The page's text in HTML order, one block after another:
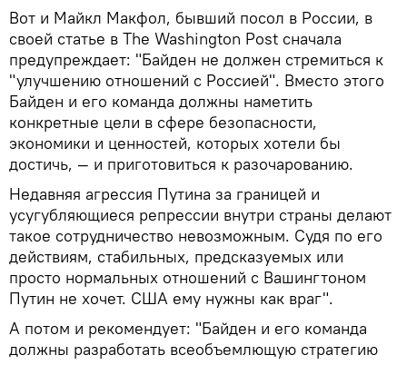
Вот и Майкл Макфол, бывший посол в России, в
своей статье в The Washington Post сначала
предупреждает: "Байден не должен стремиться к
"улучшению отношений с Россией". Вместо этого
Байден и его команда должны наметить
конкретные цели в сфере безопасности,
экономики и ценностей, которых хотели бы
достичь, — и приготовиться к разочарованию.
Недавняя агрессия Путина за границей и
усугубляющиеся репрессии внутри страны делают
такое сотрудничество невозможным. Судя по его
действиям, стабильных, предсказуемых или
просто нормальных отношений с Вашингтоном
Путин не хочет. США ему нужны как враг".
А потом и рекомендует: "Байден и его команда
должны разработать всеобъемлющую стратегию